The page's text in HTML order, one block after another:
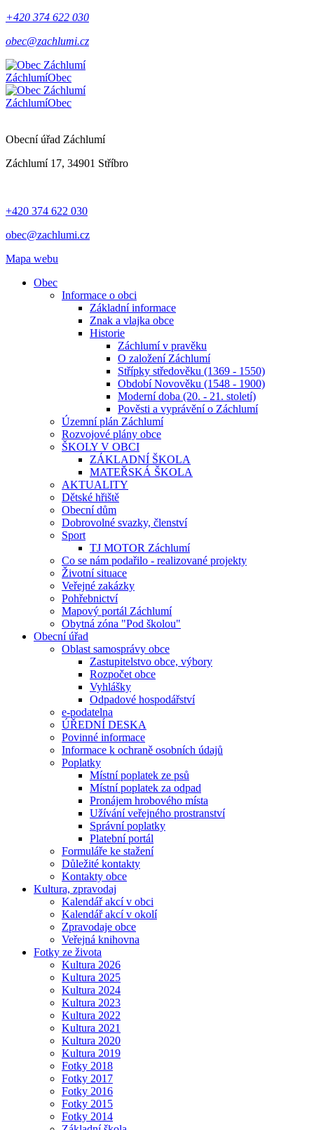
+420 374 622 030
obec@zachlumi.cz
ZáchlumíObec
ZáchlumíObec
Obecní úřad Záchlumí
Záchlumí 17, 34901 Stříbro
+420 374 622 030
obec@zachlumi.cz
Mapa webu
Obec
Informace o obci
Základní informace
Znak a vlajka obce
Historie
Záchlumí v pravěku
O založení Záchlumí
Střípky středověku (1369 - 1550)
Období Novověku (1548 - 1900)
Moderní doba (20. - 21. století)
Pověsti a vyprávění o Záchlumí
Územní plán Záchlumí
Rozvojové plány obce
ŠKOLY V OBCI
ZÁKLADNÍ ŠKOLA
MATEŘSKÁ ŠKOLA
AKTUALITY
Dětské hřiště
Obecní dům
Dobrovolné svazky, členství
Sport
TJ MOTOR Záchlumí
Co se nám podařilo - realizované projekty
Životní situace
Veřejné zakázky
Pohřebnictví
Mapový portál Záchlumí
Obytná zóna "Pod školou"
Obecní úřad
Oblast samosprávy obce
Zastupitelstvo obce, výbory
Rozpočet obce
Vyhlášky
Odpadové hospodářství
e-podatelna
ÚŘEDNÍ DESKA
Povinné informace
Informace k ochraně osobních údajů
Poplatky
Místní poplatek ze psů
Místní poplatek za odpad
Pronájem hrobového místa
Užívání veřejného prostranství
Správní poplatky
Platební portál
Formuláře ke stažení
Důležité kontakty
Kontakty obce
Kultura, zpravodaj
Kalendář akcí v obci
Kalendář akcí v okolí
Zpravodaje obce
Veřejná knihovna
Fotky ze života
Kultura 2026
Kultura 2025
Kultura 2024
Kultura 2023
Kultura 2022
Kultura 2021
Kultura 2020
Kultura 2019
Fotky 2018
Fotky 2017
Fotky 2016
Fotky 2015
Fotky 2014